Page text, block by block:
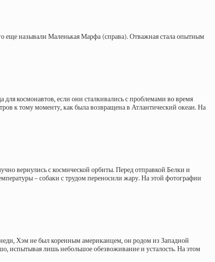
еще называли Маленькая Марфа (справа). Отважная стала опытным
космонавтов, если они сталкивались с проблемами во время
к тому моменту, как была возвращена в Атлантический океан. На
вернулись с космической орбиты. Перед отправкой Белки и
– собаки с трудом переносили жару. На этой фотографии
Хэм не был коренным американцем, он родом из Западной
испытывая лишь небольшое обезвоживание и усталость. На этом